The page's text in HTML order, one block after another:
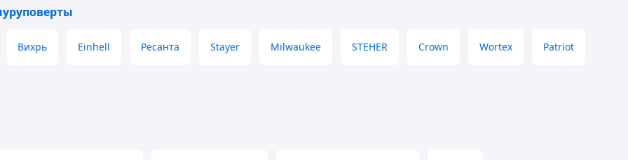
Вихрь Einhell Ресанта Stayer Milwaukee STEHER Crown Wortex Patriot